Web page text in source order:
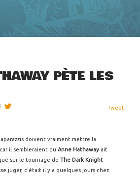
PÈTE LES
Tweet
doivent vraiment mettre la
il sembleraient qu'Anne Hathaway ait
sur le tournage de The Dark Knight
juger, c'était il y a quelques jours chez